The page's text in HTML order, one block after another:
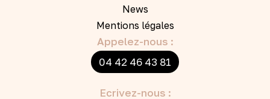
News
Mentions légales
Appelez-nous :
04 42 46 43 81
Ecrivez-nous :